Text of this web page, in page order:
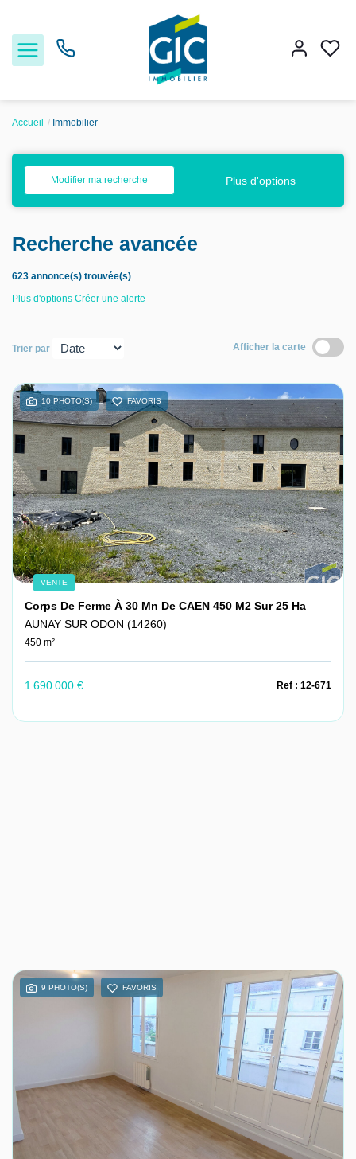
Acheter
Louer
Estimer
Nos services
Nos agences
Nous contacter
Nous rejoindre
Accueil Immobilier
Modifier ma recherche Plus d'options
Recherche avancée
623 annonce(s) trouvée(s)
Plus d'options Créer une alerte
Trier par Afficher la carte
10 PHOTO(S) FAVORIS
VENTE
Corps De Ferme À 30 Mn De CAEN 450 M2 Sur 25 Ha
AUNAY SUR ODON (14260)
450 m²
1 690 000 € Ref : 12-671
9 PHOTO(S) FAVORIS